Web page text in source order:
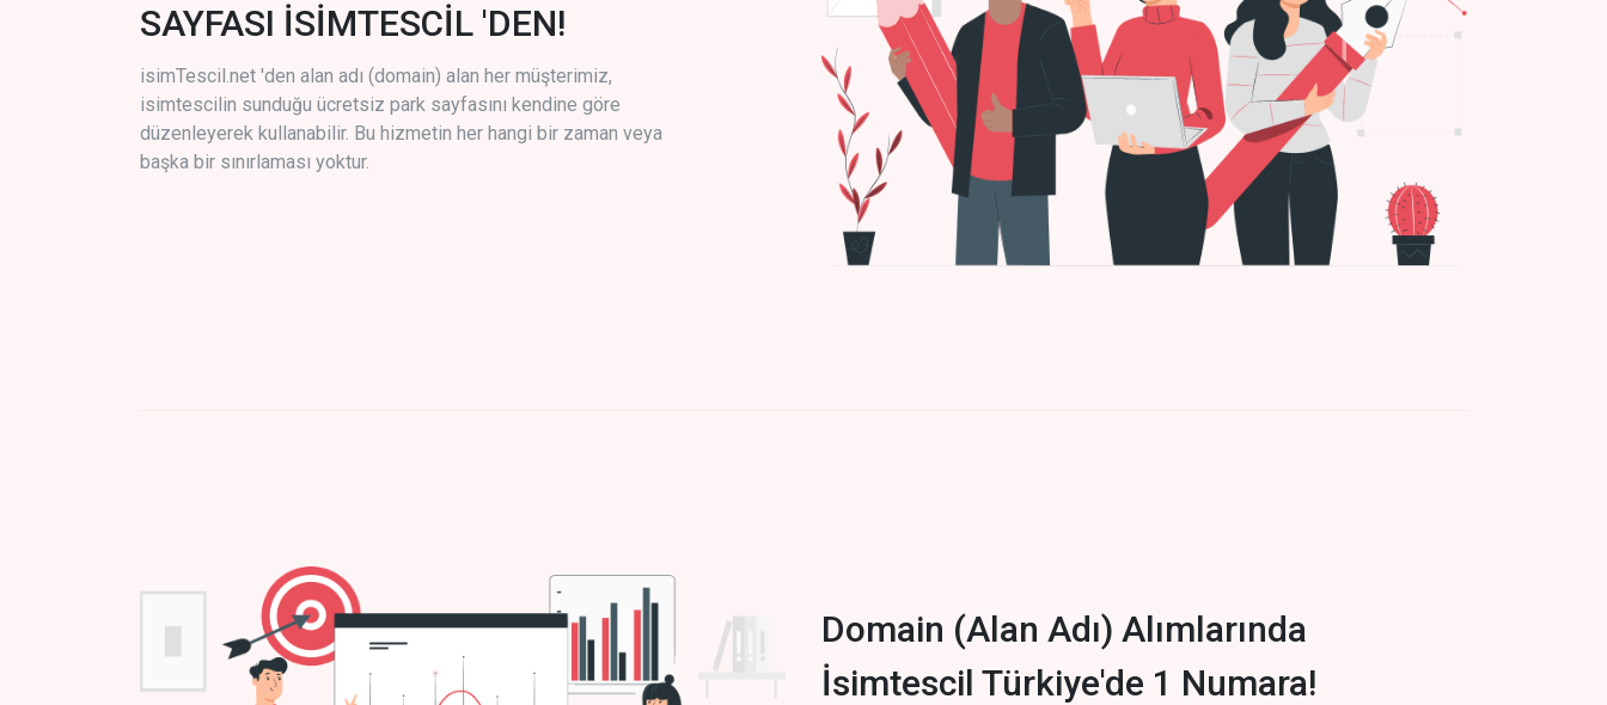
SAYFASI İSİMTESCİL 'DEN!
isimTescil.net 'den alan adı (domain) alan her müşterimiz,
isimtescilin sunduğu ücretsiz park sayfasını kendine göre
düzenleyerek kullanabilir. Bu hizmetin her hangi bir zaman veya
başka bir sınırlaması yoktur.
Domain (Alan Adı) Alımlarında
İsimtescil Türkiye'de 1 Numara!